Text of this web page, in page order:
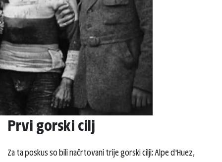
Prvi gorski cilj
Za ta poskus so bili načrtovani trije gorski cilji: Alpe d'Huez,